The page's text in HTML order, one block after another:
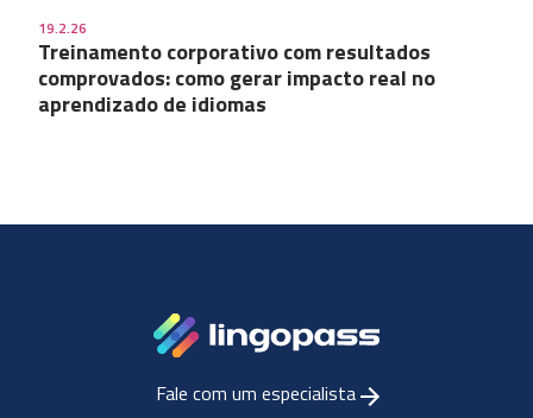
19.2.26
Treinamento corporativo com resultados
comprovados: como gerar impacto real no
aprendizado de idiomas
Fale com um especialista